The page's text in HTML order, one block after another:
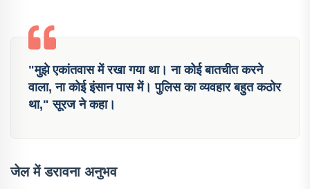
"मुझे एकांतवास में रखा गया था। ना कोई बातचीत करने
वाला, ना कोई इंसान पास में। पुलिस का व्यवहार बहुत कठोर
था," सूरज ने कहा।
जेल में डरावना अनुभव